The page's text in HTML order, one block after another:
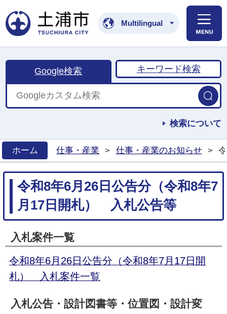
土浦市公式ホームペ
Multilingual
Google検索 キーワード検索
検索について
ホーム
仕事・産業 > 仕事・産業のお知らせ >
令和8年6月26日公告分（令和8年7
月17日開札） 入札公告等
入札案件一覧
令和8年6月26日公告分（令和8年7月17日開
札） 入札案件一覧
入札公告・設計図書等・位置図・設計変